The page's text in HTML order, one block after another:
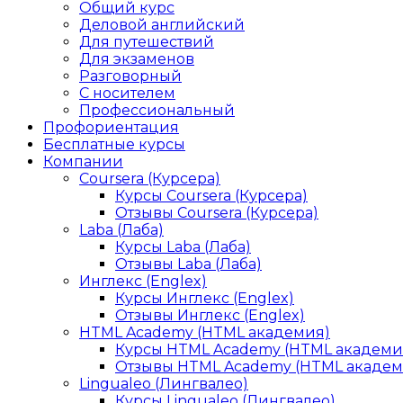
Общий курс
Деловой английский
Для путешествий
Для экзаменов
Разговорный
С носителем
Профессиональный
Профориентация
Бесплатные курсы
Компании
Coursera (Курсера)
Курсы Coursera (Курсера)
Отзывы Coursera (Курсера)
Laba (Лаба)
Курсы Laba (Лаба)
Отзывы Laba (Лаба)
Инглекс (Englex)
Курсы Инглекс (Englex)
Отзывы Инглекс (Englex)
HTML Academy (HTML академия)
Курсы HTML Academy (HTML
Отзывы HTML Academy (HTML
Lingualeo (Лингвалео)